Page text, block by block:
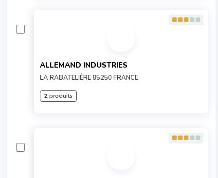
ALLEMAND INDUSTRIES
LA RABATELIÈRE 85250 FRANCE
2produits